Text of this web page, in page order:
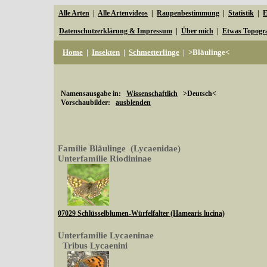
Alle Arten Alle Artenvideos Raupenbestimmung Statistik
Datenschutzerklärung & Impressum Über mich Etwas
Home | Insekten | Schmetterlinge | >Bläulinge<
Namensausgabe in: Wissenschaftlich >Deutsch<
Vorschaubilder: ausblenden
Familie Bläulinge (Lycaenidae)
Unterfamilie Riodininae
07029 Schlüsselblumen-Würfelfalter (Hamearis lucina)
Unterfamilie Lycaeninae
Tribus Lycaenini